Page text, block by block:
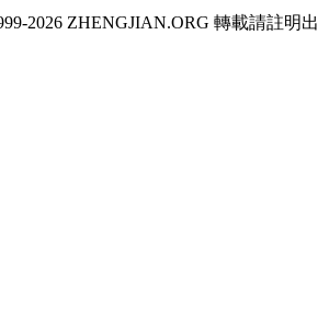
2026 ZHENGJIAN.ORG 轉載請註明出